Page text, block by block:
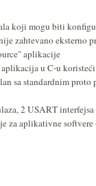
koji mogu biti
zahtevano eksterno
aplikacije
u C-u
sa standardnim
2 USART
za aplikativne softvere